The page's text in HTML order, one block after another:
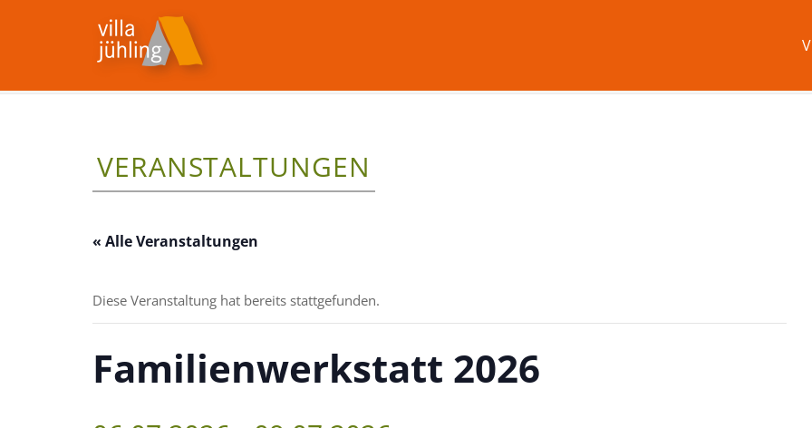
VERANSTALTUNGEN
« Alle Veranstaltungen
Diese Veranstaltung hat bereits stattgefunden.
Familienwerkstatt 2026